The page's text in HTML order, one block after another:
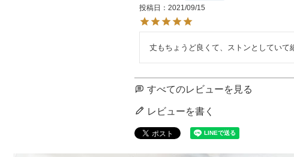
投稿日
2021/09/15
丈もちょうど良くて、ストンとしていて
すべてのレビューを見る
レビューを書く